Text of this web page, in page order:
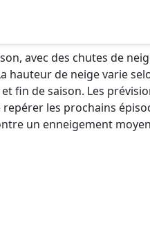
avec des chutes de
hauteur de neige varie
fin de saison. Les
les prochains
un enneigement